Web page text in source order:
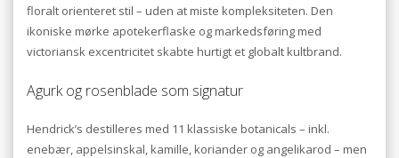
floralt orienteret stil – uden at miste kompleksiteten. Den
ikoniske mørke apotekerflaske og markedsføring med
victoriansk excentricitet skabte hurtigt et globalt kultbrand.
Agurk og rosenblade som signatur
Hendrick’s destilleres med 11 klassiske botanicals – inkl.
enebær, appelsinskal, kamille, koriander og angelikarod – men